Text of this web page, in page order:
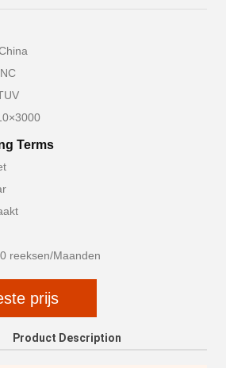
Terms
reeksen/Maanden
prijs
Product Description